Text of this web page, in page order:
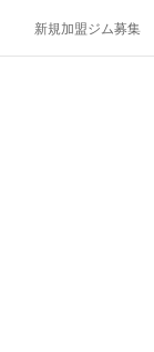
新規加盟ジム募集